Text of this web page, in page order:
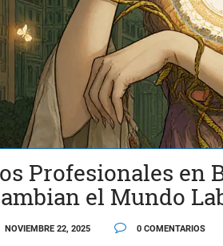
Profesionales en
el Mundo
NOVIEMBRE 22, 2025 0 COMENTARIOS